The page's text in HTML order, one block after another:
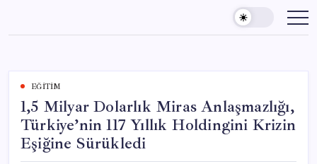
content
EĞITIM
1,5 Milyar Dolarlık Miras Anlaşmazlığı,
Türkiye’nin 117 Yıllık Holdingini Krizin
Eşiğine Sürükledi